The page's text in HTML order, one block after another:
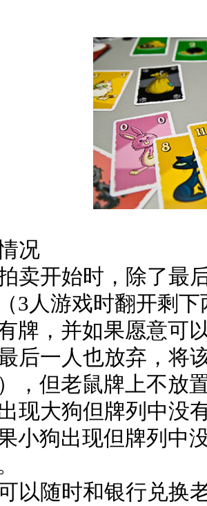
况
卖开始时，除了最
3人游戏时翻开剩
牌，并如果愿意可
后一人也放弃，将
，但老鼠牌上不放
现大狗但牌列中没
小狗出现但牌列中
以随时和银行兑换